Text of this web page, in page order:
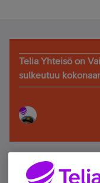
Telia Yhteisö on
sulkeutuu